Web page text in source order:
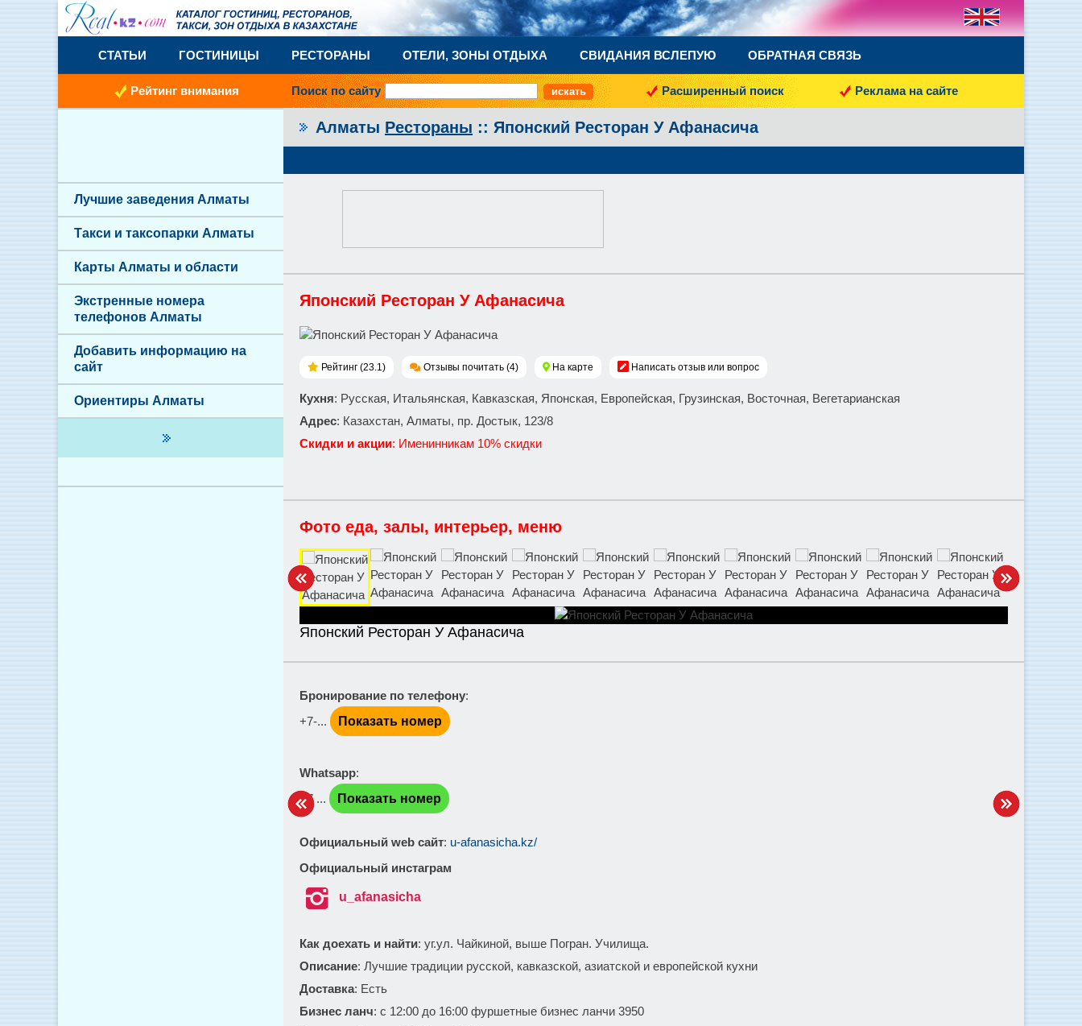
СТАТЬИ ГОСТИНИЦЫ РЕСТОРАНЫ ОТЕЛИ, ЗОНЫ ОТДЫХА СВИДАНИЯ ВСЛЕПУЮ ОБРАТНАЯ СВЯЗЬ
Рейтинг внимания Поиск по сайту Расширенный поиск Реклама на сайте
Алматы Рестораны :: Японский Ресторан У Афанасича
Японский Ресторан У Афанасича
Рейтинг (23.1) Отзывы почитать (4) На карте Написать отзыв или вопрос
Кухня: Русская, Итальянская, Кавказская, Японская, Европейская, Грузинская, Восточная, Вегетарианская
Адрес: Казахстан, Алматы, пр. Достык, 123/8
Скидки и акции: Именинникам 10% скидки
Фото еда, залы, интерьер, меню
Японский Ресторан У Афанасича
Бронирование по телефону:
+7-...
Показать номер
Whatsapp:
+7 ...
Показать номер
Официальный web сайт: u-afanasicha.kz/
Официальный инстаграм
 u_afanasicha
Как доехать и найти: уг.ул. Чайкиной, выше Погран. Училища.
Описание: Лучшие традиции русской, кавказской, азиатской и европейской кухни
Доставка: Есть
Бизнес ланч: с 12:00 до 16:00 фуршетные бизнес ланчи 3950
Лучшие заведения Алматы
Такси и таксопарки Алматы
Карты Алматы и области
Экстренные номера
телефонов Алматы
Добавить информацию на
сайт
Ориентиры Алматы